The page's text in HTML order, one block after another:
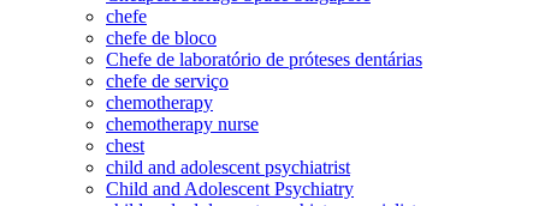
chefe
chefe de bloco
Chefe de laboratório de próteses dentárias
chefe de serviço
chemotherapy
chemotherapy nurse
chest
child and adolescent psychiatrist
Child and Adolescent Psychiatry